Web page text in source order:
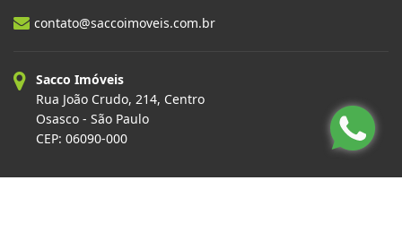
contato@saccoimoveis.com.br
Sacco Imóveis
Rua João Crudo, 214, Centro
Osasco - São Paulo
CEP: 06090-000